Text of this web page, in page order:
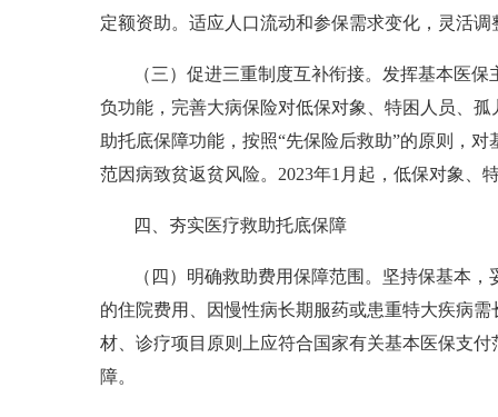
定额资助。适应人口流动和参保需求变化，灵活
（三）促进三重制度互补衔接。发挥基本医
负功能，完善大病保险对低保对象、特困人员、
助托底保障功能，按照“先保险后救助”的原则，
范因病致贫返贫风险。2023年1月起，低保对象、
四、夯实医疗救助托底保障
（四）明确救助费用保障范围。坚持保基本
的住院费用、因慢性病长期服药或患重特大疾病
材、诊疗项目原则上应符合国家有关基本医保支
障。